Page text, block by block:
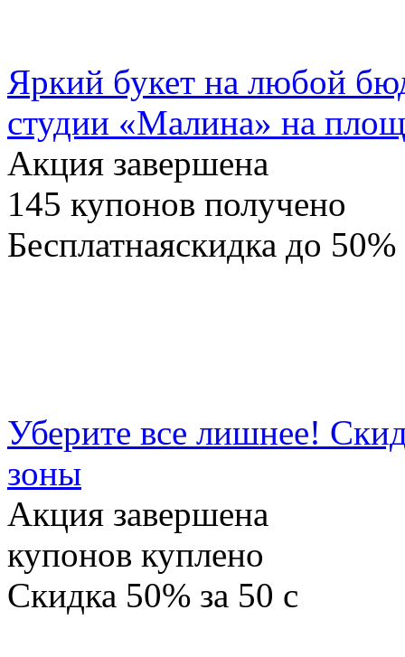
Яркий букет на любой
студии «Малина» на
Акция завершена
145 купонов получено
Бесплатнаяскидка до 50%
Уберите все лишнее!
зоны
Акция завершена
купонов куплено
Скидка 50% за 50 c